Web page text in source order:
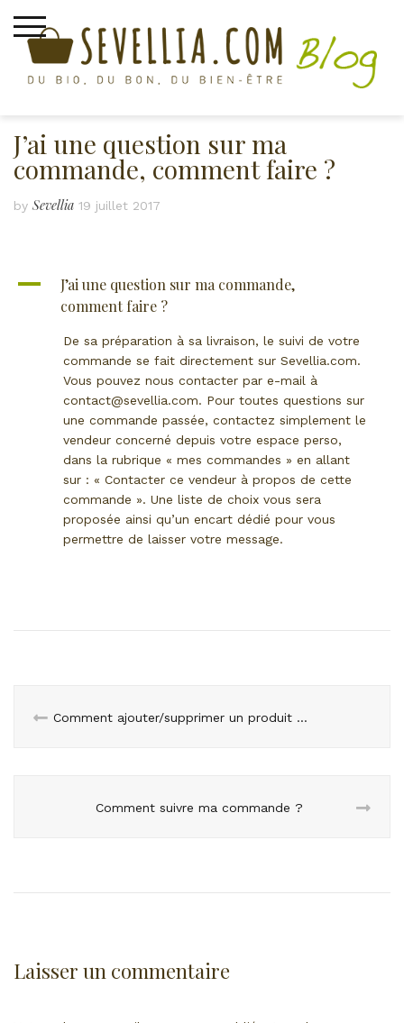
content
J’ai une question sur ma
commande, comment faire ?
by Sevellia 19 juillet 2017
A
J’ai une question sur ma commande,
comment faire ?
De sa préparation à sa livraison, le suivi de votre
commande se fait directement sur Sevellia.com.
Vous pouvez nous contacter par e-mail à
contact@sevellia.com. Pour toutes questions sur
une commande passée, contactez simplement le
vendeur concerné depuis votre espace perso,
dans la rubrique « mes commandes » en allant
sur : « Contacter ce vendeur à propos de cette
commande ». Une liste de choix vous sera
proposée ainsi qu’un encart dédié pour vous
permettre de laisser votre message.
Comment ajouter/supprimer un produit de mon panier ?
Comment suivre ma commande ?
Laisser un commentaire